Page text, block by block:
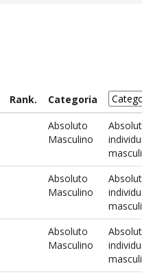
Rank.
Categoria
Absoluto
Masculino
Absoluto
individual
masculino
Absoluto
Masculino
Absoluto
individual
masculino
Absoluto
Masculino
Absoluto
individual
masculino